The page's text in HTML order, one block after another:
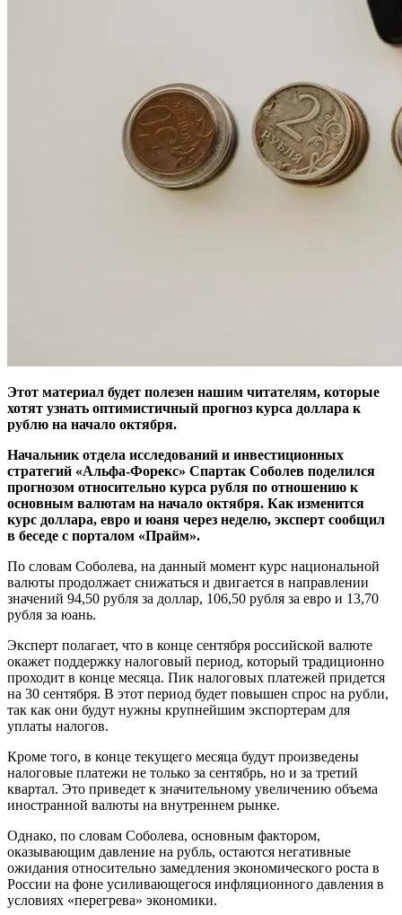
Этот материал будет полезен нашим читателям, которые
хотят узнать оптимистичный прогноз курса доллара к
рублю на начало октября.
Начальник отдела исследований и инвестиционных
стратегий «Альфа-Форекс» Спартак Соболев поделился
прогнозом относительно курса рубля по отношению к
основным валютам на начало октября. Как изменится
курс доллара, евро и юаня через неделю, эксперт сообщил
в беседе с порталом «Прайм».
По словам Соболева, на данный момент курс национальной
валюты продолжает снижаться и двигается в направлении
значений 94,50 рубля за доллар, 106,50 рубля за евро и 13,70
рубля за юань.
Эксперт полагает, что в конце сентября российской валюте
окажет поддержку налоговый период, который традиционно
проходит в конце месяца. Пик налоговых платежей придется
на 30 сентября. В этот период будет повышен спрос на рубли,
так как они будут нужны крупнейшим экспортерам для
уплаты налогов.
Кроме того, в конце текущего месяца будут произведены
налоговые платежи не только за сентябрь, но и за третий
квартал. Это приведет к значительному увеличению объема
иностранной валюты на внутреннем рынке.
Однако, по словам Соболева, основным фактором,
оказывающим давление на рубль, остаются негативные
ожидания относительно замедления экономического роста в
России на фоне усиливающегося инфляционного давления в
условиях «перегрева» экономики.